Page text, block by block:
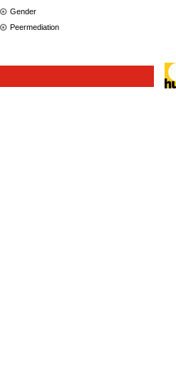
Gender
Peermediation